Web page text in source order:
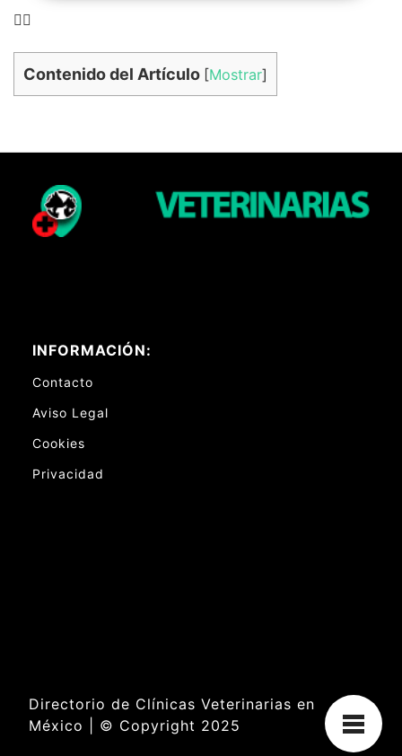
👉🏻
Contenido del Artículo [Mostrar]
INFORMACIÓN:
Contacto
Aviso Legal
Cookies
Privacidad
Directorio de Clínicas Veterinarias en
México | © Copyright 2025